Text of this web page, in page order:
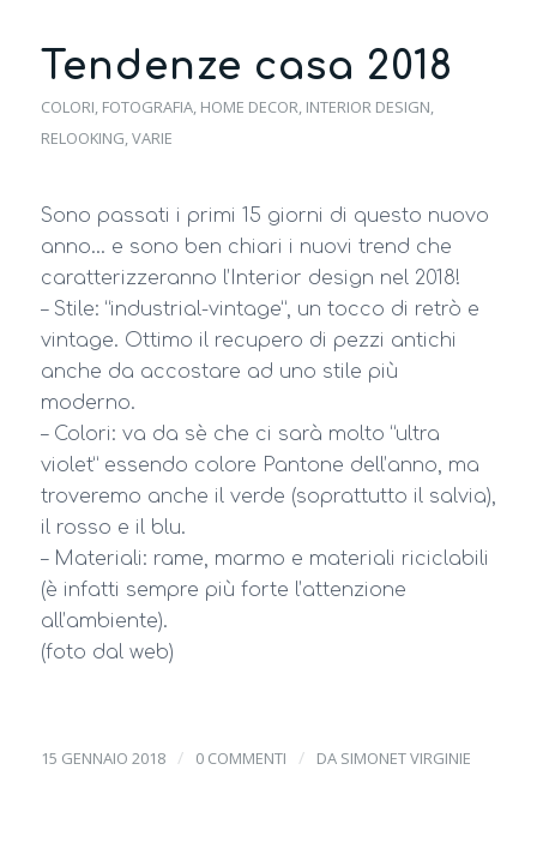
Tendenze casa 2018
COLORI, FOTOGRAFIA, HOME DECOR, INTERIOR DESIGN,
RELOOKING,VARIE
Sono passati i primi 15 giorni di questo nuovo
anno… e sono ben chiari i nuovi trend che
caratterizzeranno l’Interior design nel 2018!
– Stile: “industrial-vintage”, un tocco di retrò e
vintage. Ottimo il recupero di pezzi antichi
anche da accostare ad uno stile più
moderno.
– Colori: va da sè che ci sarà molto “ultra
violet” essendo colore Pantone dell’anno, ma
troveremo anche il verde (soprattutto il salvia),
il rosso e il blu.
– Materiali: rame, marmo e materiali riciclabili
(è infatti sempre più forte l’attenzione
all’ambiente).
(foto dal web)
15 GENNAIO 2018 / 0 COMMENTI / DA SIMONET VIRGINIE